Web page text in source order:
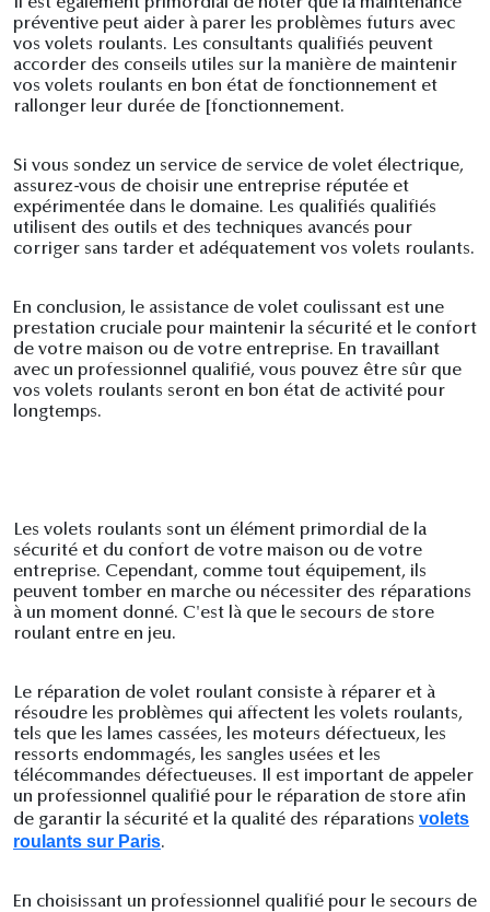
préventive peut aider à parer les problèmes futurs avec
vos volets roulants. Les consultants qualifiés peuvent
accorder des conseils utiles sur la manière de maintenir
vos volets roulants en bon état de fonctionnement et
rallonger leur durée de [fonctionnement.
Si vous sondez un service de service de volet électrique,
assurez-vous de choisir une entreprise réputée et
expérimentée dans le domaine. Les qualifiés qualifiés
utilisent des outils et des techniques avancés pour
corriger sans tarder et adéquatement vos volets roulants.
En conclusion, le assistance de volet coulissant est une
prestation cruciale pour maintenir la sécurité et le confort
de votre maison ou de votre entreprise. En travaillant
avec un professionnel qualifié, vous pouvez être sûr que
vos volets roulants seront en bon état de activité pour
longtemps.
Les volets roulants sont un élément primordial de la
sécurité et du confort de votre maison ou de votre
entreprise. Cependant, comme tout équipement, ils
peuvent tomber en marche ou nécessiter des réparations
à un moment donné. C'est là que le secours de store
roulant entre en jeu.
Le réparation de volet roulant consiste à réparer et à
résoudre les problèmes qui affectent les volets roulants,
tels que les lames cassées, les moteurs défectueux, les
ressorts endommagés, les sangles usées et les
télécommandes défectueuses. Il est important de appeler
un professionnel qualifié pour le réparation de store afin
de garantir la sécurité et la qualité des réparations volets
roulants sur Paris.
En choisissant un professionnel qualifié pour le secours de